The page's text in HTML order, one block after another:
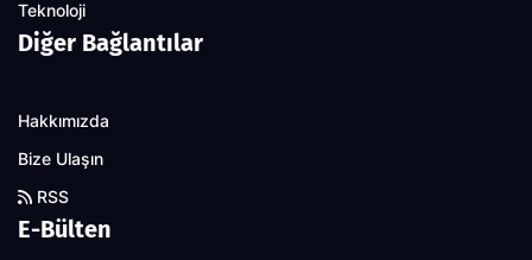
Teknoloji
Diğer Bağlantılar
Hakkımızda
Bize Ulaşın
RSS
E-Bülten